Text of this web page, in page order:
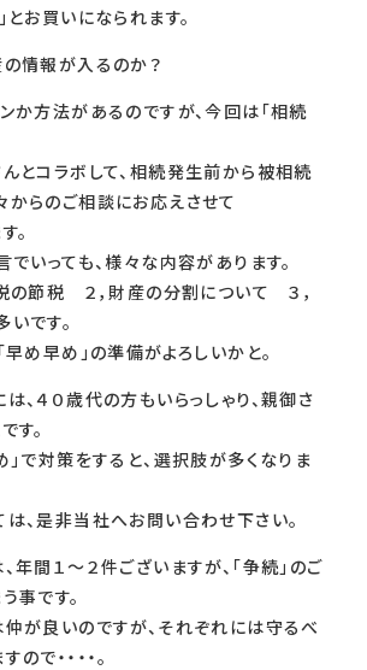
とお買いになられます。
情報が入るのか？
か方法があるのですが、今回は「相続
とコラボして、相続発生前から被相続
らのご相談にお応えさせて
。
でいっても、様々な内容があります。
の節税 ２，財産の分割について ３，
です。
早め早め」の準備がよろしいかと。
、４０歳代の方もいらっしゃり、親御さ
す。
」で対策をすると、選択肢が多くなりま
、是非当社へお問い合わせ下さい。
年間１～２件ございますが、「争続」のご
事です。
が良いのですが、それぞれには守るべ
で・・・・。